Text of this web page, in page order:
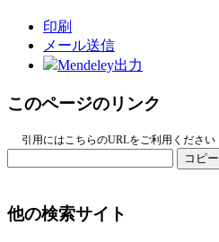
印刷
メール送信
Mendeley出力
このページのリンク
引用にはこちらのURLをご利用ください
コピー
他の検索サイト